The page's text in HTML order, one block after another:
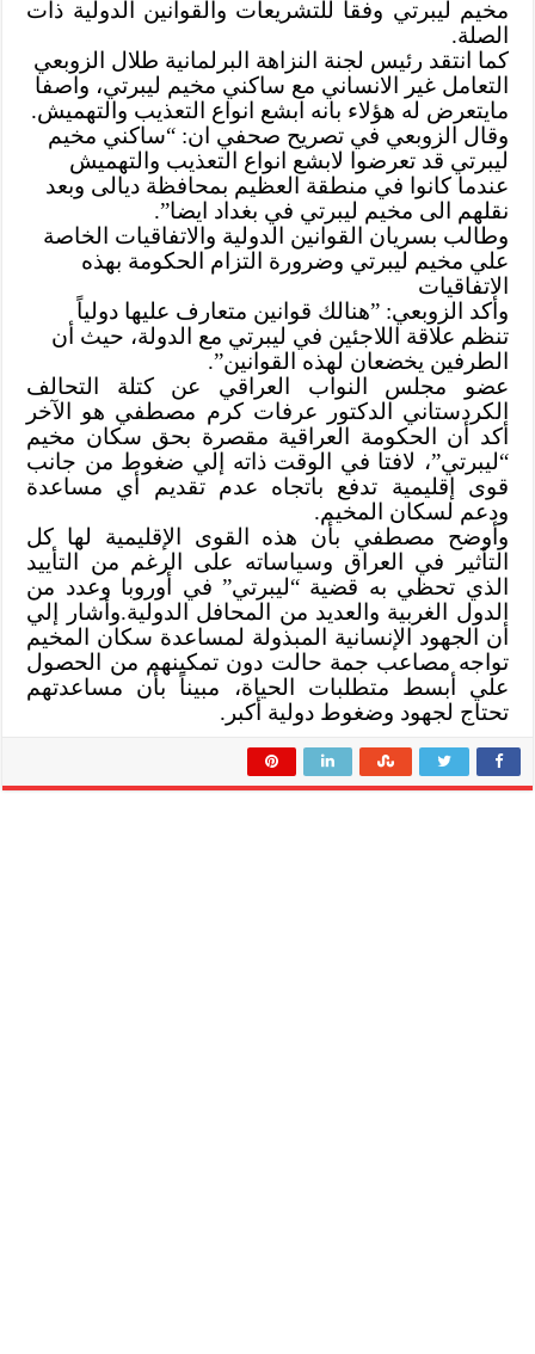
مخيم ليبرتي وفقاً للتشريعات والقوانين الدولية ذات
الصلة.
كما انتقد رئيس لجنة النزاهة البرلمانية طلال الزوبعي
التعامل غير الانساني مع ساكني مخيم ليبرتي، واصفا
مايتعرض له هؤلاء بانه ابشع انواع التعذيب والتهميش.
وقال الزوبعي في تصريح صحفي ان: “ساكني مخيم
ليبرتي قد تعرضوا لابشع انواع التعذيب والتهميش
عندما كانوا في منطقة العظيم بمحافظة ديالى وبعد
نقلهم الى مخيم ليبرتي في بغداد ايضا”.
وطالب بسريان القوانين الدولية والاتفاقيات الخاصة
علي مخيم ليبرتي وضرورة التزام الحكومة بهذه
الاتفاقيات
وأكد الزوبعي: ”هنالك قوانين متعارف عليها دولياً
تنظم علاقة اللاجئين في ليبرتي مع الدولة، حيث أن
الطرفين يخضعان لهذه القوانين”.
عضو مجلس النواب العراقي عن كتلة التحالف
الكردستاني الدكتور عرفات كرم مصطفي هو الآخر
أكد أن الحكومة العراقية مقصرة بحق سكان مخيم
“ليبرتي”، لافتا في الوقت ذاته إلي ضغوط من جانب
قوى إقليمية تدفع باتجاه عدم تقديم أي مساعدة
ودعم لسكان المخيم.
وأوضح مصطفي بأن هذه القوى الإقليمية لها كل
التأثير في العراق وسياساته على الرغم من التأييد
الذي تحظي به قضية “ليبرتي” في أوروبا وعدد من
الدول الغربية والعديد من المحافل الدولية.وأشار إلي
أن الجهود الإنسانية المبذولة لمساعدة سكان المخيم
تواجه مصاعب جمة حالت دون تمكينهم من الحصول
علي أبسط متطلبات الحياة، مبيناً بأن مساعدتهم
تحتاج لجهود وضغوط دولية أكبر.